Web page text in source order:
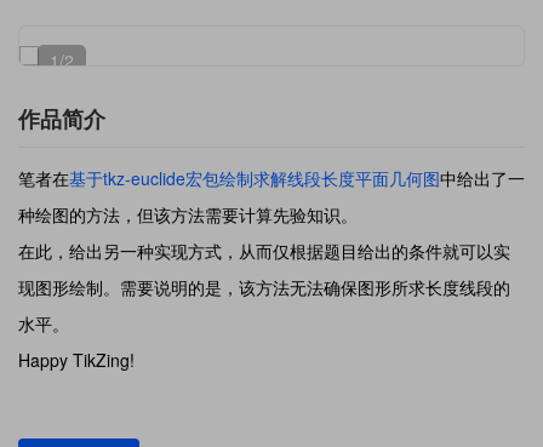
1/2
作品简介
笔者在基于tkz-euclide宏包绘制求解线段长度平面几何图中给出了一
种绘图的方法，但该方法需要计算先验知识。
在此，给出另一种实现方式，从而仅根据题目给出的条件就可以实
现图形绘制。需要说明的是，该方法无法确保图形所求长度线段的
水平。
Happy TikZing!